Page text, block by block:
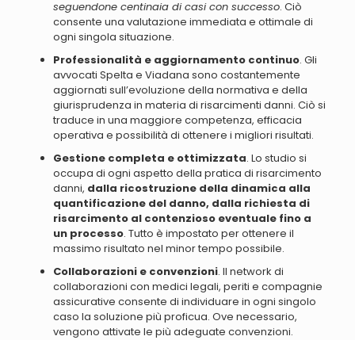
seguendone centinaia di casi con successo. Ciò
consente una valutazione immediata e ottimale di
ogni singola situazione.
Professionalità e aggiornamento continuo. Gli
avvocati Spelta e Viadana sono costantemente
aggiornati sull’evoluzione della normativa e della
giurisprudenza in materia di risarcimenti danni. Ciò si
traduce in una maggiore competenza, efficacia
operativa e possibilità di ottenere i migliori risultati.
Gestione completa e ottimizzata. Lo studio si
occupa di ogni aspetto della pratica di risarcimento
danni, dalla ricostruzione della dinamica alla
quantificazione del danno, dalla richiesta di
risarcimento al contenzioso eventuale fino a
un processo. Tutto è impostato per ottenere il
massimo risultato nel minor tempo possibile.
Collaborazioni e convenzioni. Il network di
collaborazioni con medici legali, periti e compagnie
assicurative consente di individuare in ogni singolo
caso la soluzione più proficua. Ove necessario,
vengono attivate le più adeguate convenzioni.